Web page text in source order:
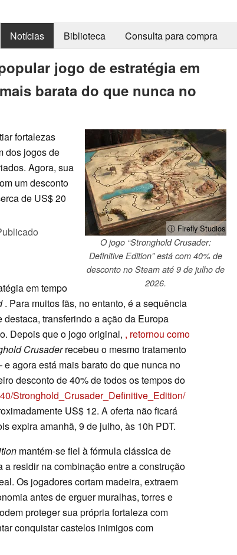
Notícias Biblioteca Consulta para compra
jogo de estratégia em
barata do que nunca no
ⓘ Firefly Studios
O jogo “Stronghold Crusader:
Definitive Edition” está com 40% de
desconto no Steam até 9 de julho de
2026.
fortalezas
dos jogos de
Agora, sua
um desconto
de US$ 20
em tempo
. Para muitos fãs, no entanto, é a sequência
destaca, transferindo a ação da Europa
Depois que o jogo original, , retornou como
Crusaderrecebeu o mesmo tratamento
e agora está mais barato do que nunca no
desconto de 40% de todos os tempos do
Stronghold_Crusader_Definitive_Edition/
US$ 12. A oferta não ficará
expira amanhã, 9 de julho, às 10h PDT.
mantém-se fiel à fórmula clássica de
residir na combinação entre a construção
Os jogadores cortam madeira, extraem
antes de erguer muralhas, torres e
proteger sua própria fortaleza com
conquistar castelos inimigos com